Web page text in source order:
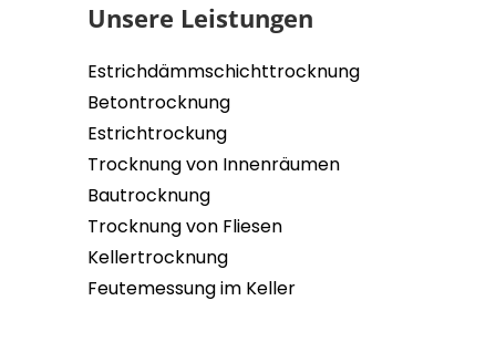
Unsere Leistungen
Estrichdämmschichttrocknung
Betontrocknung
Estrichtrockung
Trocknung von Innenräumen
Bautrocknung
Trocknung von Fliesen
Kellertrocknung
Feutemessung im Keller